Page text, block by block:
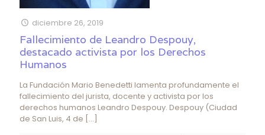
diciembre 26, 2019
Fallecimiento de Leandro Despouy,
destacado activista por los Derechos
Humanos
La Fundación Mario Benedetti lamenta profundamente el
fallecimiento del jurista, docente y activista por los
derechos humanos Leandro Despouy. Despouy (Ciudad
de San Luis, 4 de […]